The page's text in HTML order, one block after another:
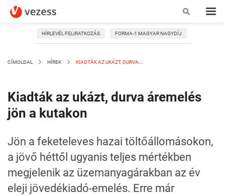
HÍRLEVÉL FELIRATKOZÁS FORMA-1 MAGYAR NAGYDÍJ
CÍMOLDAL HÍREK KIADTÁK AZ UKÁZT, DURVA...
Kiadták az ukázt, durva áremelés
jön a kutakon
Jön a feketeleves hazai töltőállomásokon,
a jövő héttől ugyanis teljes mértékben
megjelenik az üzemanyagárakban az év
eleji jövedékiadó-emelés. Erre már